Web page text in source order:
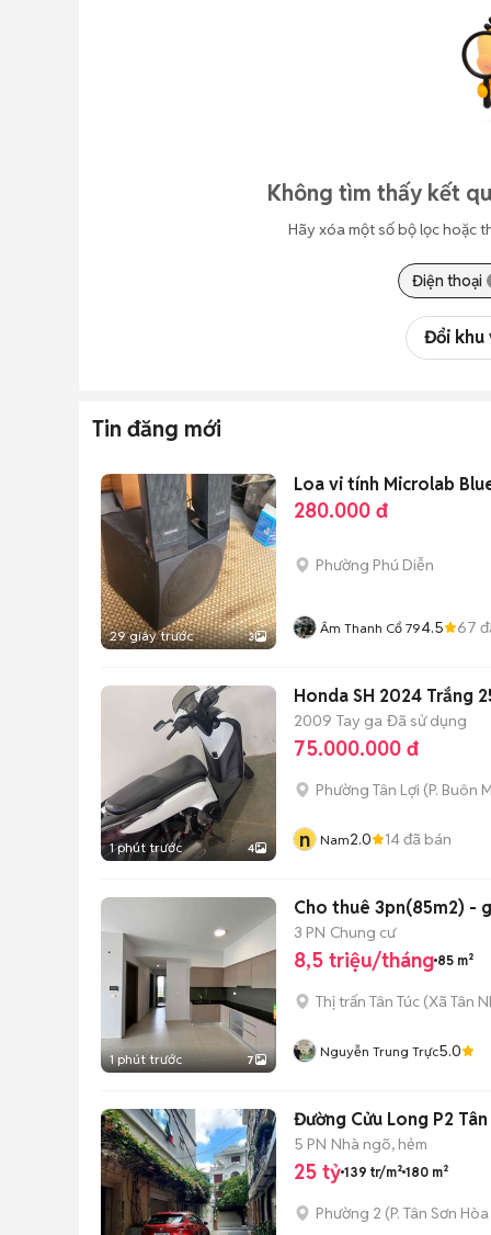
Không tìm thấy kết
Hãy xóa một số bộ lọc hoặc
Điện thoại
Đổi khu
Tin đăng mới
29 giây trước 3
Loa vi tính Microlab
280.000 đ
Phường Phú Diễn
Âm Thanh Cổ 794.5 67
1 phút trước 4
Honda SH 2024 Trắng
2009 Tay ga Đã sử dụng
75.000.000 đ
Phường Tân Lợi (P. Buôn
n Nam2.0 14đã bán
1 phút trước 7
Cho thuê 3pn(85m2) -
3 PN Chung cư
8,5 triệu/tháng 85 m²
Thị trấn Tân Túc (Xã Tân
Nguyễn Trung Trực5.0
Đường Cửu Long P2
5 PN Nhà ngõ, hẻm
25 tỷ 139 tr/m² 180 m²
Phường 2 (P. Tân Sơn Hòa